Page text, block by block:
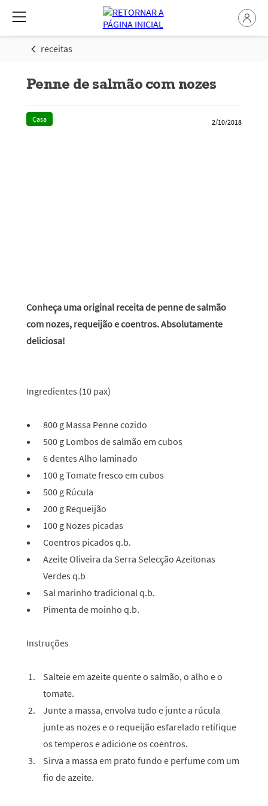
receitas
Penne de salmão com nozes
Casa 2/10/2018
Conheça uma original receita de penne de salmão
com nozes, requeijão e coentros. Absolutamente
deliciosa!
Ingredientes (10 pax)
800 g Massa Penne cozido
500 g Lombos de salmão em cubos
6 dentes Alho laminado
100 g Tomate fresco em cubos
500 g Rúcula
200 g Requeijão
100 g Nozes picadas
Coentros picados q.b.
Azeite Oliveira da Serra Selecção Azeitonas
Verdes q.b
Sal marinho tradicional q.b.
Pimenta de moinho q.b.
Instruções
Salteie em azeite quente o salmão, o alho e o
tomate.
Junte a massa, envolva tudo e junte a rúcula
junte as nozes e o requeijão esfarelado retifique
os temperos e adicione os coentros.
Sirva a massa em prato fundo e perfume com um
fio de azeite.